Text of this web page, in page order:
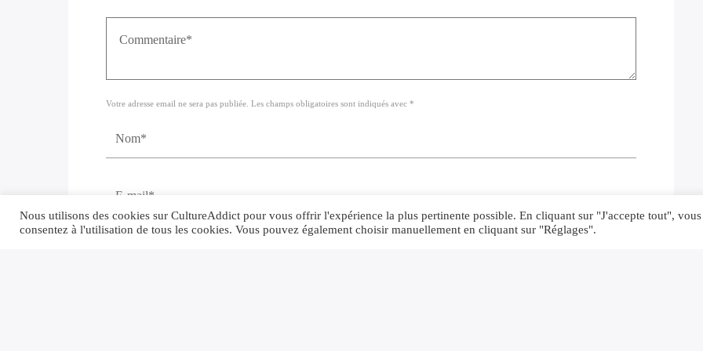
Votre adresse email ne sera pas publiée. Les champs obligatoires sont indiqués avec *
Nous utilisons des cookies sur CultureAddict pour vous offrir l'expérience la plus pertinente possible. En cliquant sur "J'accepte tout", vous
consentez à l'utilisation de tous les cookies. Vous pouvez également choisir manuellement en cliquant sur "Réglages".